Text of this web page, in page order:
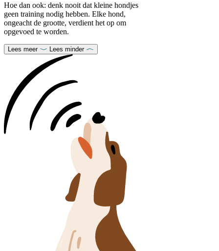
Hoe dan ook: denk nooit dat kleine hondjes
geen training nodig hebben. Elke hond,
ongeacht de grootte, verdient het op om
opgevoed te worden.
Lees meer Lees minder